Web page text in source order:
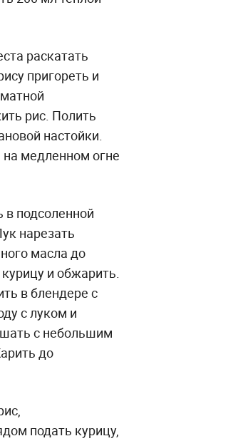
раскатать
пригореть и
рис. Полить
настойки.
медленном огне
в подсоленной
нарезать
масла до
и обжарить.
в блендере с
с луком и
с небольшим
до
подать курицу,